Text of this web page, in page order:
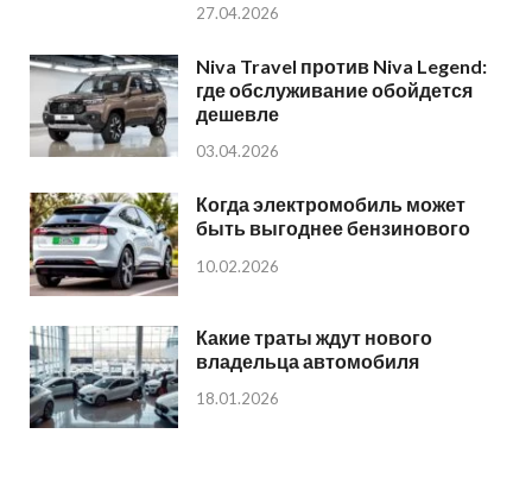
27.04.2026
Niva Travel против Niva Legend:
где обслуживание обойдется
дешевле
03.04.2026
Когда электромобиль может
быть выгоднее бензинового
10.02.2026
Какие траты ждут нового
владельца автомобиля
18.01.2026